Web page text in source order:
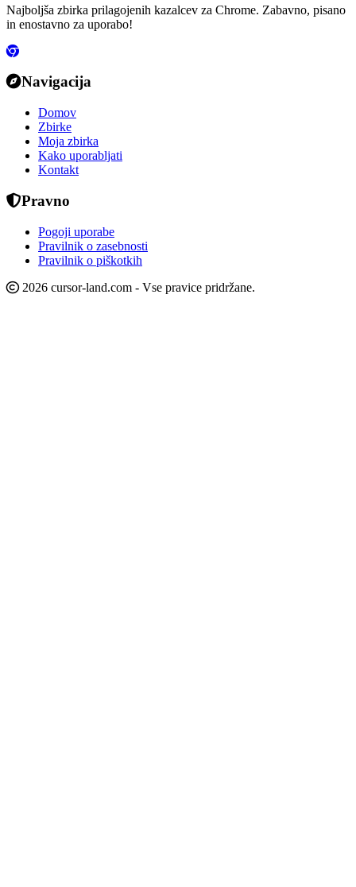
Najboljša zbirka prilagojenih kazalcev za Chrome. Zabavno, pisano
in enostavno za uporabo!
Navigacija
Domov
Zbirke
Moja zbirka
Kako uporabljati
Kontakt
Pravno
Pogoji uporabe
Pravilnik o zasebnosti
Pravilnik o piškotkih
2026 cursor-land.com - Vse pravice pridržane.